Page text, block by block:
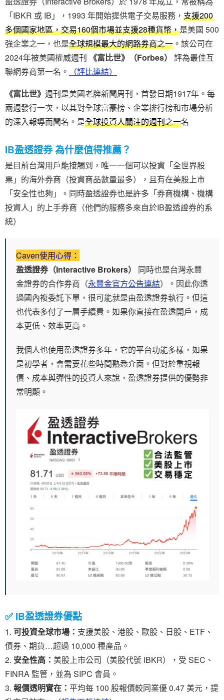
「IBKR 或 IB」，1993 年開始提供電子交易服務， 支援200
多個國家地區，交易160個市場並支援28種貨幣，是美國 500
強企業之一，也是全球規模最大的網路券商之一 。該公司在
2024年被美國權威週刊 《富比世》（Forbes）
評為最佳互
聯網券商第一名。
（評比連結）
《富比世》 週刊是美國老牌新聞周刊，首發日期1917年。每
兩週發行一次，以其對全球富豪榜、企業排行榜和市場分析
的深入報導而聞名。是全球投資人關注的週刊之一名
IB盈透證券 為什麼值得推薦？
是目前台灣用戶能接觸到，唯一一個可以投資「全世界股
票」的海外券商（投資商品數量最多），且有在美股上市
「安全性也夠」。同時盈透證券也是許多「券商機構、機構
投資人」的上手券商（他們的服務多來自於IB盈透證券的系
統）
Caven使用心得：
盈透證券（Interactive Brokers）
同時也是台灣永豐
金證券的合作券商（永豐金官方公告連結）。因此你透
過國內複委託下單，很可能就是由盈透證券執行。但這
也代表多付了一層手續費。如果你直接在盈透開戶，成
本更低、效率更高。
我個人也使用盈透證券多年，它的平台功能多樣，如果
是初學者，會需要花些時間熟悉介面。但對於重視報
價、成本與彈性的投資人來說，盈透證券提供的優勢非
常明顯。
✅ IB盈透證券優點
可投資全球市場： 支援美股、港股、歐股、日股、ETF、
債券、期貨…超過 10,000 種產品。
安全性高： 美股上市公司（美股代號 IBKR），受 SEC、
FINRA 監管，並為 SIPC 會員。
報價透明實在： 平均每 100 股報價較同業優 0.47 美元，提